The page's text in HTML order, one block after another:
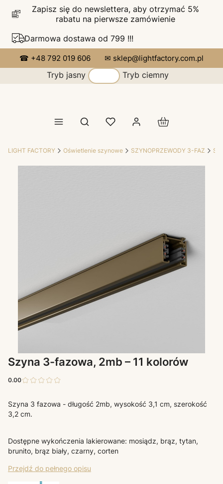
Zapisz się do newslettera, aby otrzymać 5%
rabatu na pierwsze zamówienie
Darmowa dostawa od 799 !!!
☎ +48 792 019 606 ✉ sklep@lightfactory.com.pl
Tryb jasny Tryb ciemny
Otwórz wyszukiwarkę Produkty w
LIGHT FACTORY Oświetlenie szynowe SZYNOPRZEWODY 3-FAZ
Szyna 3-fazowa, 2mb – 11 kolorów
0.00
Szyna 3 fazowa - długość 2mb, wysokość 3,1 cm, szerokość
3,2 cm.
Dostępne wykończenia lakierowane: mosiądz, brąz, tytan,
brunito, brąz biały, czarny, corten
Przejdź do pełnego opisu